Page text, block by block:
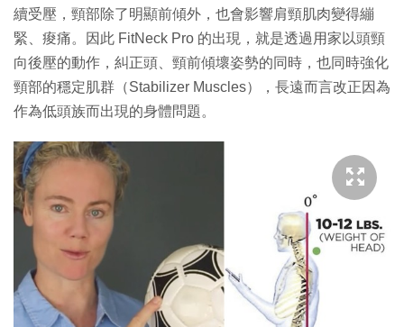
續受壓，頸部除了明顯前傾外，也會影響肩頸肌肉變得繃
緊、痠痛。因此 FitNeck Pro 的出現，就是透過用家以頭頸
向後壓的動作，糾正頭、頸前傾壞姿勢的同時，也同時強化
頸部的穩定肌群（Stabilizer Muscles），長遠而言改正因為
作為低頭族而出現的身體問題。